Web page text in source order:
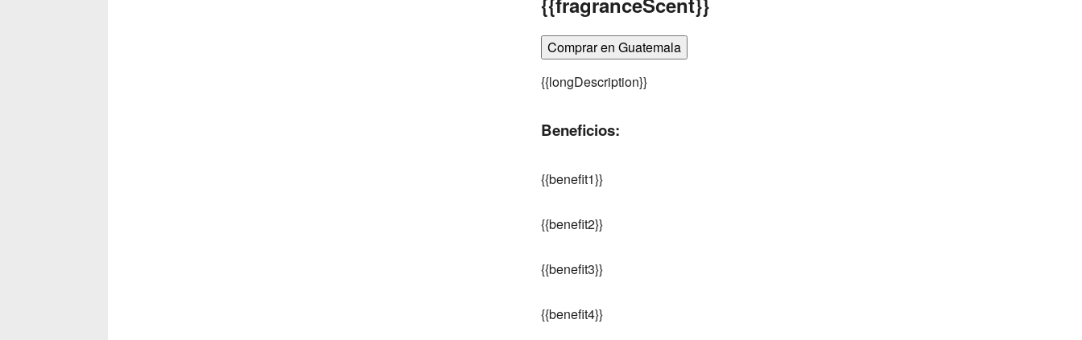
Comprar en Guatemala
{{longDescription}}
Beneficios:
{{benefit1}}
{{benefit2}}
{{benefit3}}
{{benefit4}}